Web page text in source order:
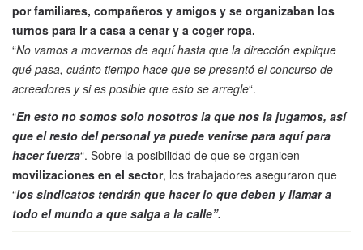
por familiares, compañeros y amigos y se organizaban los
turnos para ir a casa a cenar y a coger ropa.
“No vamos a movernos de aquí hasta que la dirección explique
qué pasa, cuánto tiempo hace que se presentó el concurso de
acreedores y si es posible que esto se arregle“.
“En esto no somos solo nosotros la que nos la jugamos, así
que el resto del personal ya puede venirse para aquí para
hacer fuerza“. Sobre la posibilidad de que se organicen
movilizaciones en el sector, los trabajadores aseguraron que
“los sindicatos tendrán que hacer lo que deben y llamar a
todo el mundo a que salga a la calle”.